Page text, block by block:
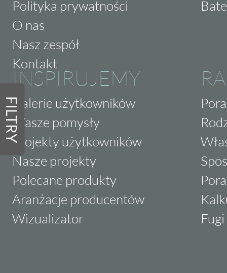
FILTRY
Polityka prywatności
O nas
Nasz zespół
Kontakt
INSPIRUJEMY
Galerie użytkowników
Wasze pomysły
Projekty użytkowników
Nasze projekty
Polecane produkty
Aranżacje producentów
Wizualizator